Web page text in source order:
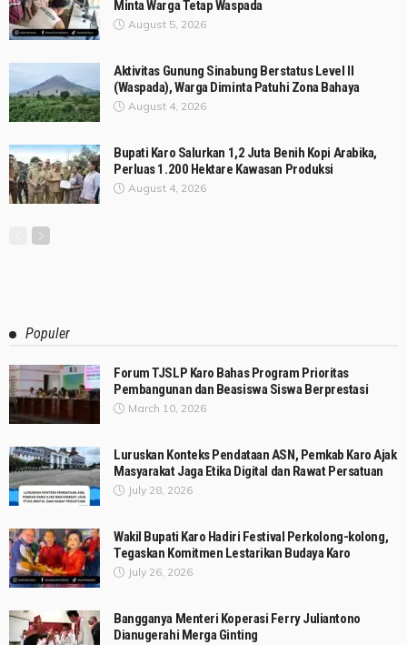
Minta Warga Tetap Waspada
August 5, 2026
Aktivitas Gunung Sinabung Berstatus Level II
(Waspada), Warga Diminta Patuhi Zona Bahaya
August 4, 2026
Bupati Karo Salurkan 1,2 Juta Benih Kopi Arabika,
Perluas 1.200 Hektare Kawasan Produksi
August 4, 2026
Populer
Forum TJSLP Karo Bahas Program Prioritas
Pembangunan dan Beasiswa Siswa Berprestasi
March 10, 2026
Luruskan Konteks Pendataan ASN, Pemkab Karo Ajak
Masyarakat Jaga Etika Digital dan Rawat Persatuan
July 28, 2026
Wakil Bupati Karo Hadiri Festival Perkolong-kolong,
Tegaskan Komitmen Lestarikan Budaya Karo
July 26, 2026
Bangganya Menteri Koperasi Ferry Juliantono
Dianugerahi Merga Ginting